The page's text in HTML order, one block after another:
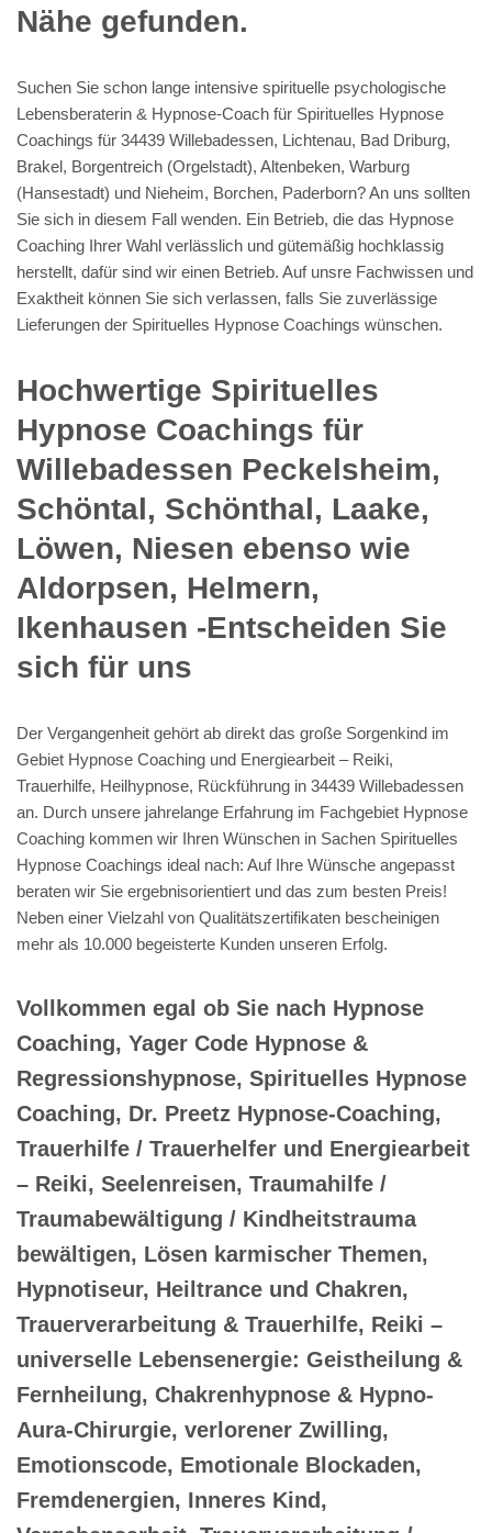
Nähe gefunden.
Suchen Sie schon lange intensive spirituelle psychologische
Lebensberaterin & Hypnose-Coach für Spirituelles Hypnose
Coachings für 34439 Willebadessen, Lichtenau, Bad Driburg,
Brakel, Borgentreich (Orgelstadt), Altenbeken, Warburg
(Hansestadt) und Nieheim, Borchen, Paderborn? An uns sollten
Sie sich in diesem Fall wenden. Ein Betrieb, die das Hypnose
Coaching Ihrer Wahl verlässlich und gütemäßig hochklassig
herstellt, dafür sind wir einen Betrieb. Auf unsre Fachwissen und
Exaktheit können Sie sich verlassen, falls Sie zuverlässige
Lieferungen der Spirituelles Hypnose Coachings wünschen.
Hochwertige Spirituelles
Hypnose Coachings für
Willebadessen Peckelsheim,
Schöntal, Schönthal, Laake,
Löwen, Niesen ebenso wie
Aldorpsen, Helmern,
Ikenhausen -Entscheiden Sie
sich für uns
Der Vergangenheit gehört ab direkt das große Sorgenkind im
Gebiet Hypnose Coaching und Energiearbeit – Reiki,
Trauerhilfe, Heilhypnose, Rückführung in 34439 Willebadessen
an. Durch unsere jahrelange Erfahrung im Fachgebiet Hypnose
Coaching kommen wir Ihren Wünschen in Sachen Spirituelles
Hypnose Coachings ideal nach: Auf Ihre Wünsche angepasst
beraten wir Sie ergebnisorientiert und das zum besten Preis!
Neben einer Vielzahl von Qualitätszertifikaten bescheinigen
mehr als 10.000 begeisterte Kunden unseren Erfolg.
Vollkommen egal ob Sie nach Hypnose
Coaching, Yager Code Hypnose &
Regressionshypnose, Spirituelles Hypnose
Coaching, Dr. Preetz Hypnose-Coaching,
Trauerhilfe / Trauerhelfer und Energiearbeit
– Reiki, Seelenreisen, Traumahilfe /
Traumabewältigung / Kindheitstrauma
bewältigen, Lösen karmischer Themen,
Hypnotiseur, Heiltrance und Chakren,
Trauerverarbeitung & Trauerhilfe, Reiki –
universelle Lebensenergie: Geistheilung &
Fernheilung, Chakrenhypnose & Hypno-
Aura-Chirurgie, verlorener Zwilling,
Emotionscode, Emotionale Blockaden,
Fremdenergien, Inneres Kind,